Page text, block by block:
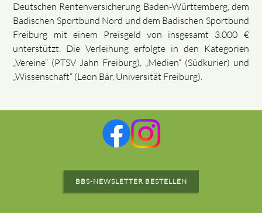
Deutschen Rentenversicherung Baden-Württemberg, dem
Badischen Sportbund Nord und dem Badischen Sportbund
Freiburg mit einem Preisgeld von insgesamt 3.000 €
unterstützt. Die Verleihung erfolgte in den Kategorien
„Vereine“ (PTSV Jahn Freiburg), „Medien“ (Südkurier) und
„Wissenschaft“ (Leon Bär, Universität Freiburg).
BBS-NEWSLETTER BESTELLEN